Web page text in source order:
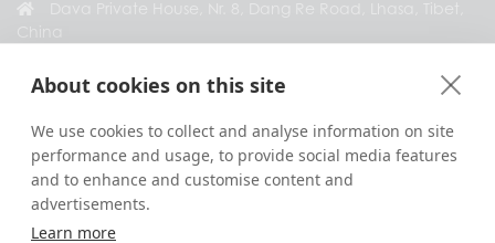
About cookies on this site
We use cookies to collect and analyse information on site
performance and usage, to provide social media features
and to enhance and customise content and
advertisements.
Learn more
VERBINDEN SIE SICH MIT UNS